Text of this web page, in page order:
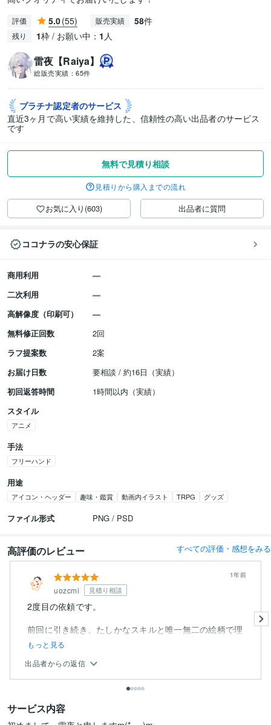
評価 5.0(55) 販売実績 58件
残り 1枠 / お願い中： 1 人
雷夜【Raiya】
総販売実績： 65件
プラチナ認定者のサービス
直近3ヶ月で高い実績を維持した、信頼性の高い出品者のサービス
です
無料で見積り相談
見積りから購入までの流れ
お気に入り(603) 出品者に質問
ココナラの安心保証
商用利用
二次利用
高解像度（印刷可）
無料修正回数
2回
ラフ提案数
2案
お届け日数
要相談 / 約16日（実績）
初回返答時間
1時間以内（実績）
スタイル
アニメ
手法
フリーハンド
用途
アイコン・ヘッダー 趣味・鑑賞 動画内イラスト TRPG グッズ
ファイル形式 PNG / PSD
高評価のレビュー すべての評価・感想をみる
uozcmi 見積り相談
1年前
2度目の依頼です。
前回に引き続き、たしかなスキルと唯一無二の絵柄で理
想を現実にしていただけました…！
もっと見る
出品者からの返信
サービス内容